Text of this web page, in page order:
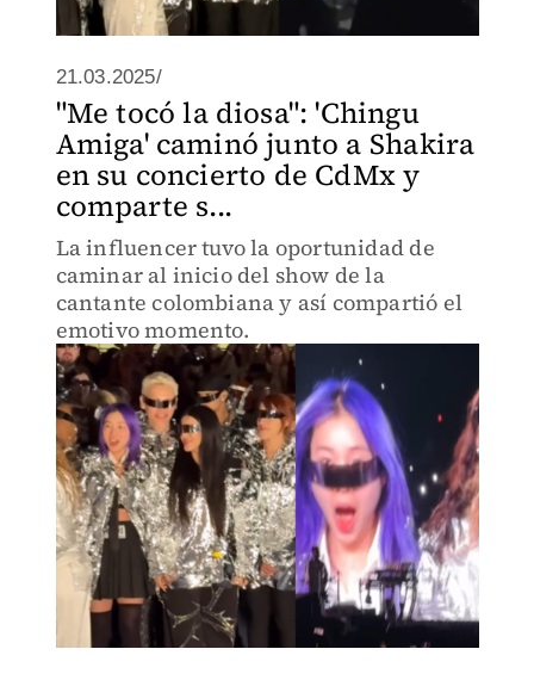
21.03.2025/
"Me tocó la diosa": 'Chingu
Amiga' caminó junto a Shakira
en su concierto de CdMx y
comparte s...
La influencer tuvo la oportunidad de
caminar al inicio del show de la
cantante colombiana y así compartió el
emotivo momento.